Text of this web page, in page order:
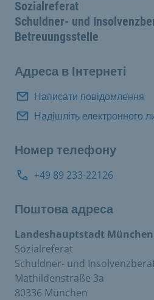
Sozialreferat
Schuldner- und
Betreuungsstelle
Адреса в Інтернеті
Написати повідомлення
Надішліть електронного
Номер телефону
+49 89 233-22126
Поштова адреса
Landeshauptstadt München
Sozialreferat
Schuldner- und
Mathildenstraße 3a
80336 München